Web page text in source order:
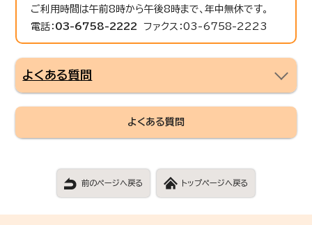
ご利用時間は午前8時から午後8時まで、年中無休です。
電話： 03-6758-2222 ファクス：03-6758-2223
よくある質問
よくある質問
前のページへ戻る トップページへ戻る